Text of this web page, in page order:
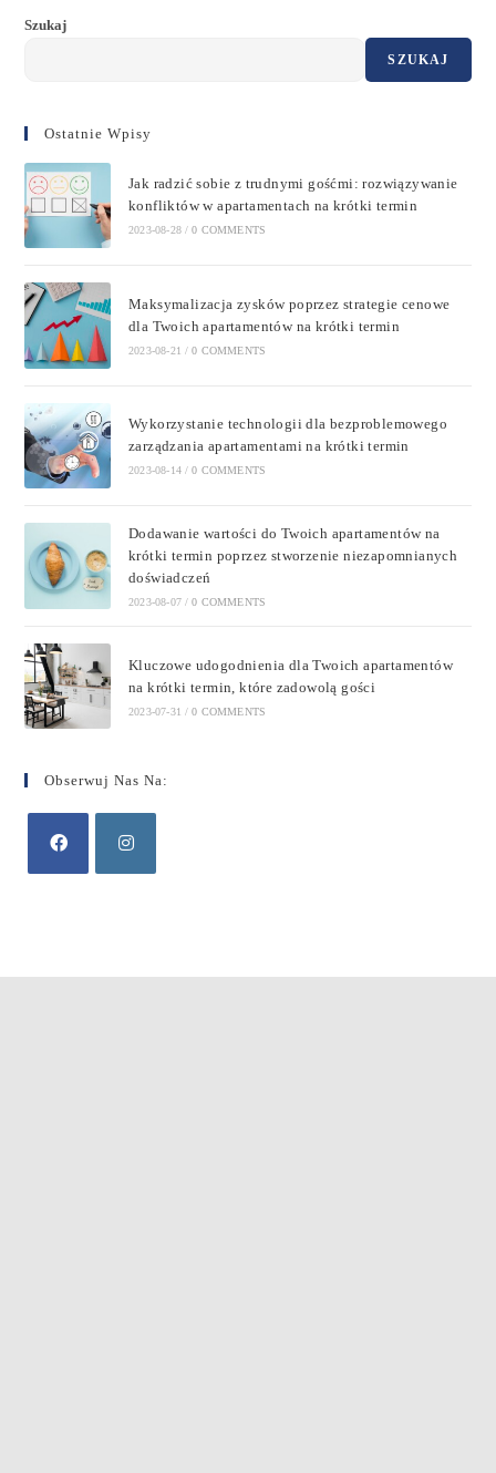
Szukaj
SZUKAJ
Ostatnie Wpisy
Jak radzić sobie z trudnymi gośćmi: rozwiązywanie
konfliktów w apartamentach na krótki termin
2023-08-28 / 0 COMMENTS
Maksymalizacja zysków poprzez strategie cenowe
dla Twoich apartamentów na krótki termin
2023-08-21 / 0 COMMENTS
Wykorzystanie technologii dla bezproblemowego
zarządzania apartamentami na krótki termin
2023-08-14 / 0 COMMENTS
Dodawanie wartości do Twoich apartamentów na
krótki termin poprzez stworzenie niezapomnianych
doświadczeń
2023-08-07 / 0 COMMENTS
Kluczowe udogodnienia dla Twoich apartamentów
na krótki termin, które zadowolą gości
2023-07-31 / 0 COMMENTS
Obserwuj Nas Na: